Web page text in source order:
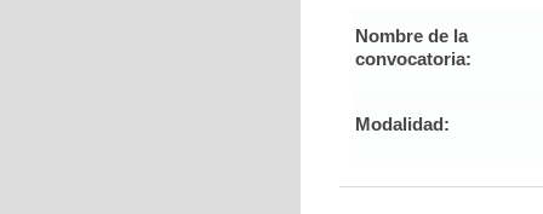
Nombre de la
convocatoria:
Modalidad: